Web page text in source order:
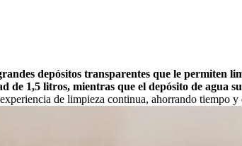
depósitos transparentes que le permiten
de 1,5 litros, mientras que el depósito de agua
de limpieza continua, ahorrando tiempo